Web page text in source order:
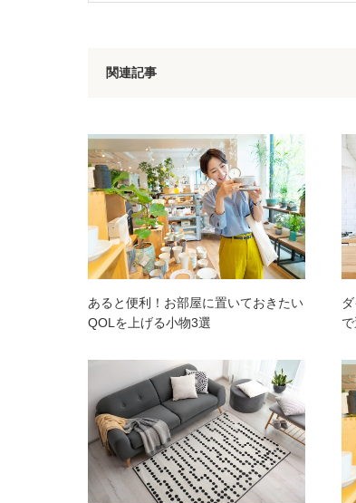
関連記事
あると便利！お部屋に置いておきたい
QOLを上げる小物3選